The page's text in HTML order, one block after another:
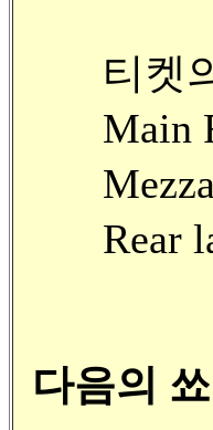
티켓
Main
Rear
다음의